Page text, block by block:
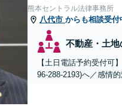
熊本セントラル法律事務所
八代市 からも相談受付
不動産・土地
【土日電話予約受付可
96-288-2193)へ／感情